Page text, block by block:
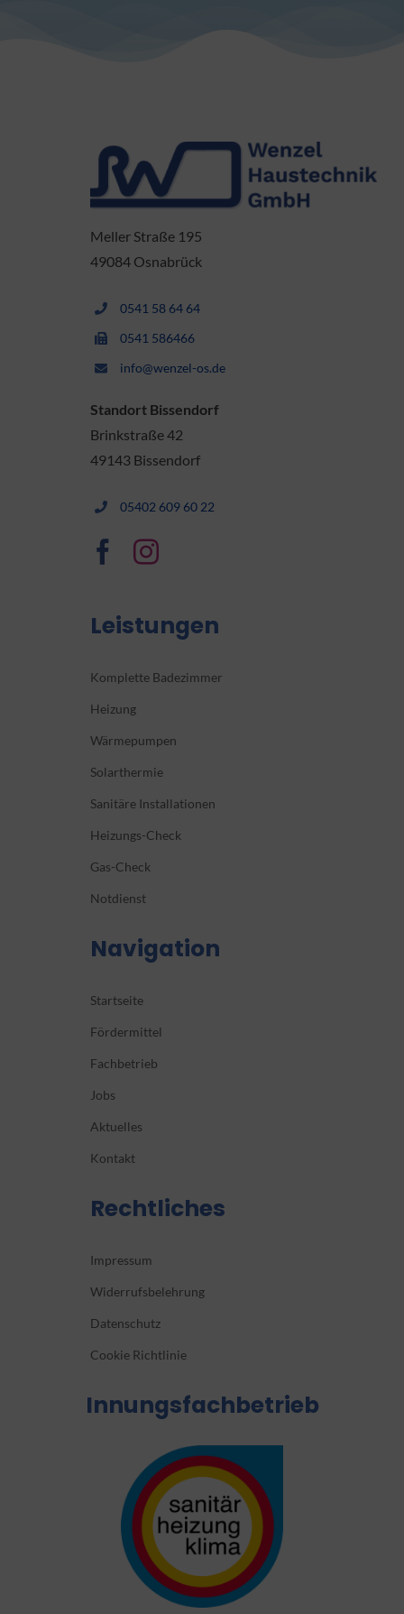
Meller Straße 195
49084 Osnabrück
0541 58 64 64
0541 586466
info@wenzel-os.de
Standort Bissendorf
Brinkstraße 42
49143 Bissendorf
05402 609 60 22
Leistungen
Komplette Badezimmer
Heizung
Wärmepumpen
Solarthermie
Sanitäre Installationen
Heizungs-Check
Gas-Check
Notdienst
Navigation
Startseite
Fördermittel
Fachbetrieb
Jobs
Aktuelles
Kontakt
Rechtliches
Impressum
Widerrufsbelehrung
Datenschutz
Cookie Richtlinie
Innungsfachbetrieb